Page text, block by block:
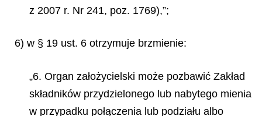
z 2007 r. Nr 241, poz. 1769),”;
6) w § 19 ust. 6 otrzymuje brzmienie:
„6. Organ założycielski może pozbawić Zakład
składników przydzielonego lub nabytego mienia
w przypadku połączenia lub podziału albo